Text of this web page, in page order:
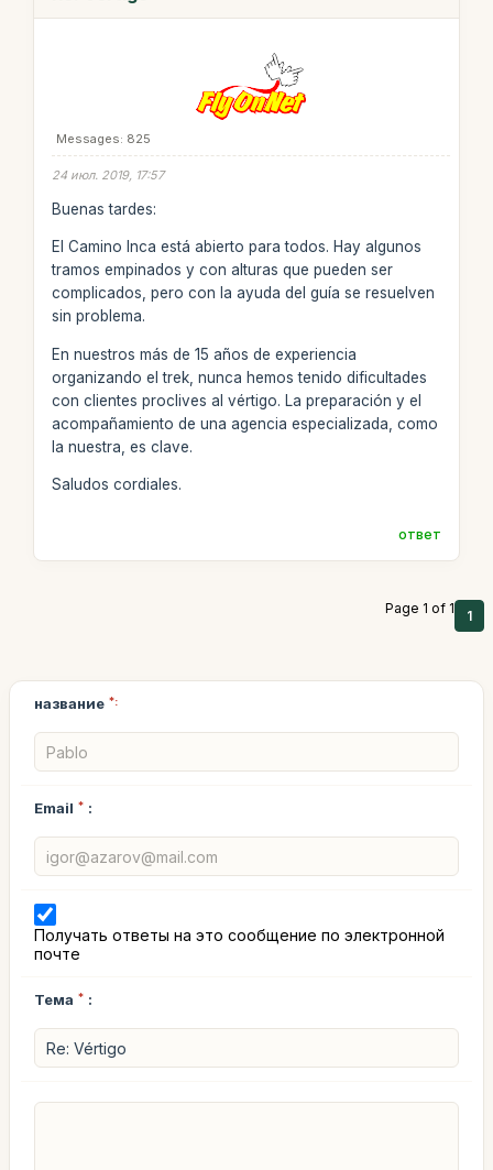
Messages: 825
24 июл. 2019, 17:57
Buenas tardes:
El Camino Inca está abierto para todos. Hay algunos
tramos empinados y con alturas que pueden ser
complicados, pero con la ayuda del guía se resuelven
sin problema.
En nuestros más de 15 años de experiencia
organizando el trek, nunca hemos tenido dificultades
con clientes proclives al vértigo. La preparación y el
acompañamiento de una agencia especializada, como
la nuestra, es clave.
Saludos cordiales.
ответ
Page 1 of 1 1
название *:
Email * :
Получать ответы на это сообщение по электронной
почте
Тема * :